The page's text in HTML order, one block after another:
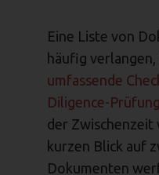
Eine Liste von
häufig
umfassende
Diligence-
der
kurzen Blick auf
Dokumenten